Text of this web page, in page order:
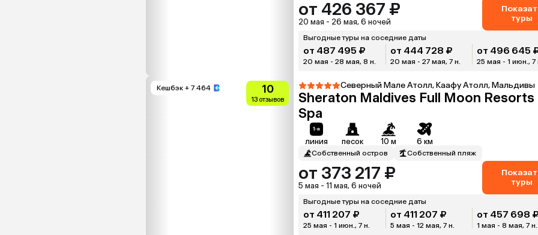
от 426 367 ₽
20 мая - 26 мая, 6 ночей
туры
Выгодные туры на соседние даты
от 487 495 ₽
20 мая - 28 мая, 8 н.
от 444 728 ₽
20 мая - 27 мая, 7 н.
от 496 645
25 мая - 1 июн., 7
Кешбэк + 7 464 10
13 отзывов
Северный Мале Атолл, Каафу Атолл, Мальдивы
Sheraton Maldives Full Moon Resorts
Spa
линия песок 10 м 6 км
Собственный остров Собственный пляж
от 373 217 ₽
5 мая - 11 мая, 6 ночей
туры
Выгодные туры на соседние даты
от 411 207 ₽
25 мая - 1 июн., 7 н.
от 411 207 ₽
5 мая - 12 мая, 7 н.
от 457 698 ₽
1 мая - 8 мая, 7 н.